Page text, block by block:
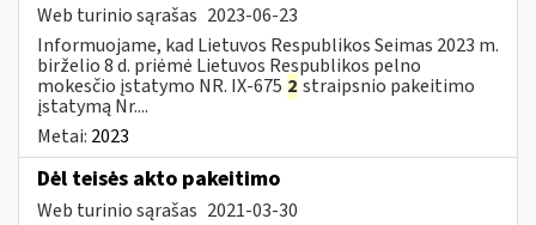
Web turinio sąrašas 2023-06-23
Informuojame, kad Lietuvos Respublikos Seimas 2023 m.
birželio 8 d. priėmė Lietuvos Respublikos pelno
mokesčio įstatymo NR. IX-675 2 straipsnio pakeitimo
įstatymą Nr....
Metai: 2023
Dėl teisės akto pakeitimo
Web turinio sąrašas 2021-03-30